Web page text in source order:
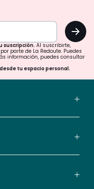
OK
suscripción. Al suscribirte,
parte de La Redoute. Puedes
información, puedes consultar
tu espacio personal.